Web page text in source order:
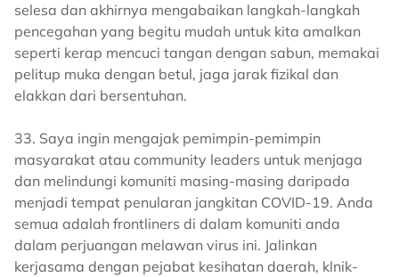
selesa dan akhirnya mengabaikan langkah-langkah
pencegahan yang begitu mudah untuk kita amalkan
seperti kerap mencuci tangan dengan sabun, memakai
pelitup muka dengan betul, jaga jarak fizikal dan
elakkan dari bersentuhan.
33. Saya ingin mengajak pemimpin-pemimpin
masyarakat atau community leaders untuk menjaga
dan melindungi komuniti masing-masing daripada
menjadi tempat penularan jangkitan COVID-19. Anda
semua adalah frontliners di dalam komuniti anda
dalam perjuangan melawan virus ini. Jalinkan
kerjasama dengan pejabat kesihatan daerah, klnik-